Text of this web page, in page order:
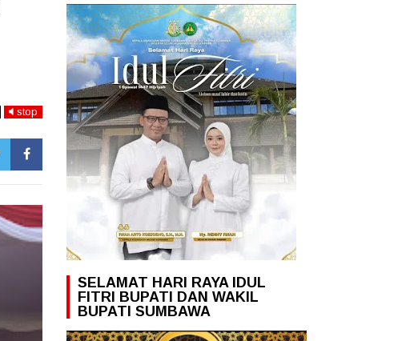
stop
SELAMAT HARI RAYA IDUL
FITRI BUPATI DAN WAKIL
BUPATI SUMBAWA